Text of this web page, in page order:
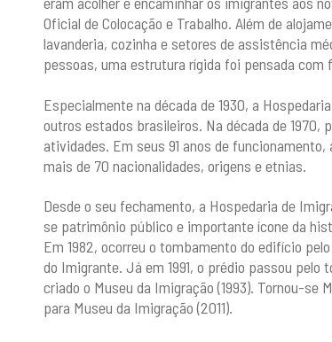
Oficial de Colocação e Trabalho. Além de
lavanderia, cozinha e setores de assistência
pessoas, uma estrutura rígida foi pensada com
Especialmente na década de 1930, a
outros estados brasileiros. Na década de 1970,
atividades. Em seus 91 anos de
mais de 70 nacionalidades, origens e etnias.
Desde o seu fechamento, a Hospedaria de
se patrimônio público e importante ícone da
Em 1982, ocorreu o tombamento do edifício
do Imigrante. Já em 1991, o prédio passou
criado o Museu da Imigração (1993). Tornou-se
para Museu da Imigração (2011).